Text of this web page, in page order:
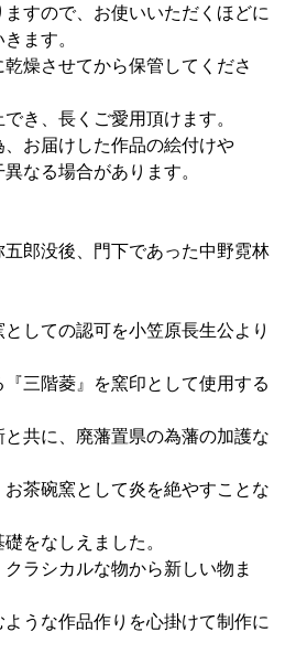
ますので、お使いいただくほどに
ます。
燥させてから保管してくださ
き、長くご愛用頂けます。
、お届けした作品の絵付けや
なる場合があります。
郎没後、門下であった中野霓林
しての認可を小笠原長生公より
三階菱』を窯印として使用する
共に、廃藩置県の為藩の加護な
茶碗窯として炎を絶やすことな
をなしえました。
ラシカルな物から新しい物ま
うな作品作りを心掛けて制作に